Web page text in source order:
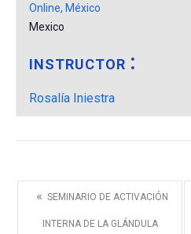
Online, México
Mexico
INSTRUCTOR
Rosalía Iniestra
« SEMINARIO DE ACTIVACIÓN
INTERNA DE LA GLÁNDULA